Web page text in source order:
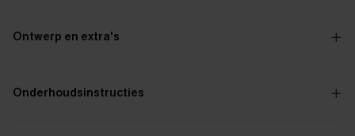
Ontwerp en extra's
Onderhoudsinstructies